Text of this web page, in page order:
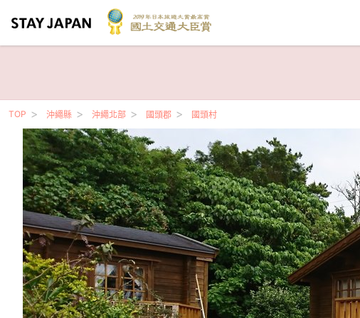
TOP 沖繩縣 沖繩北部 國頭郡 國頭村